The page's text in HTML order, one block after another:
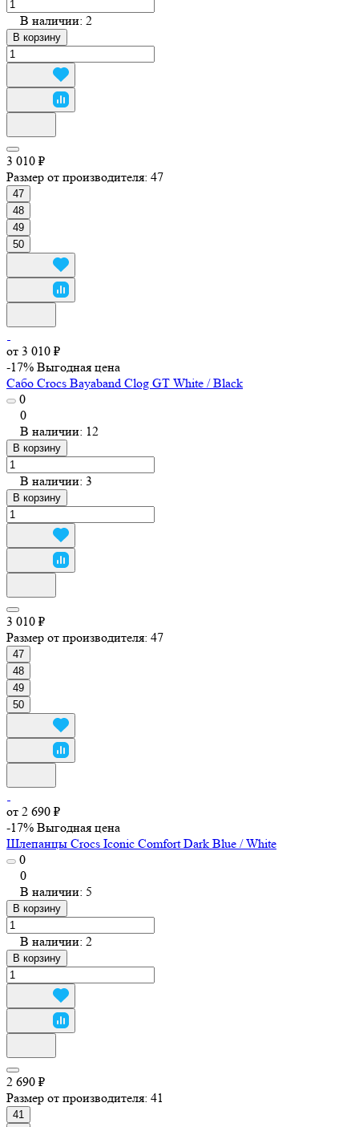
В наличии: 2
В корзину
3 010 ₽
Размер от производителя: 47
47
48
49
50
от 3 010 ₽
-17% Выгодная цена
Сабо Crocs Bayaband Clog GT White / Black
0
0
В наличии: 12
В корзину
В наличии: 3
В корзину
3 010 ₽
Размер от производителя: 47
47
48
49
50
от 2 690 ₽
-17% Выгодная цена
Шлепанцы Crocs Iconic Comfort Dark Blue / White
0
0
В наличии: 5
В корзину
В наличии: 2
В корзину
2 690 ₽
Размер от производителя: 41
41